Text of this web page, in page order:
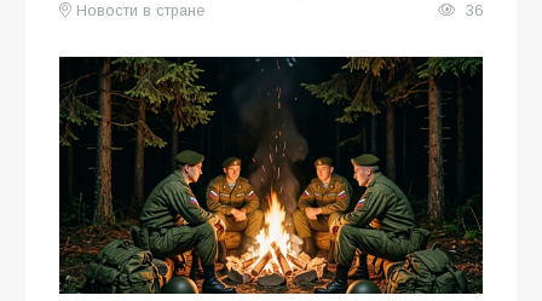
Новости в стране
36